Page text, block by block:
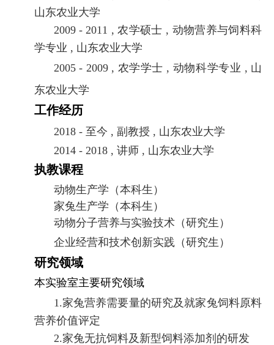
山东农业大学
2009-2011 ,农学硕士 , 动物营养与饲料科
学专业 , 山东农业大学
2005- 2009, 农学学士 , 动物科学专业 , 山
东农业大学
工作经历
2018- 至今 , 副教授 , 山东农业大学
2014- 2018, 讲师 , 山东农业大学
执教课程
动物生产学（本科生）
家兔生产学（本科生）
动物分子营养与实验技术（研究生 ）
企业经营和技术创新实践（研究生）
研究领域
本实验室主要研究领域
1.家兔营养需要量的研究及就家兔饲料原料
营养价值评定
2.家兔无抗饲料及新型饲料添加剂的研发